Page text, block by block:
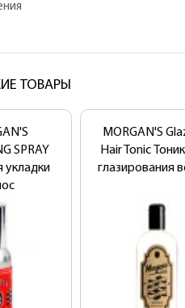
ТОВАРЫ
SPRAY
укладки
MORGAN'S
Hair Tonic
глазирования